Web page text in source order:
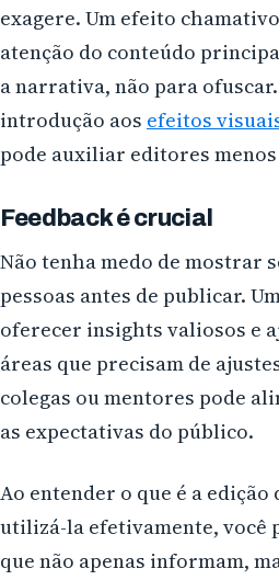
exagere. Um efeito
atenção do conteúdo
a narrativa, não para
introdução aos efeitos
pode auxiliar editores
Feedback é crucial
Não tenha medo de mostrar
pessoas antes de publicar.
oferecer insights valiosos e
áreas que precisam de
colegas ou mentores pode
as expectativas do público.
Ao entender o que é a edição
utilizá-la efetivamente, você
que não apenas informam,